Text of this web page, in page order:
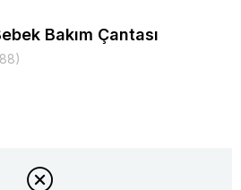
Bakım Çantası